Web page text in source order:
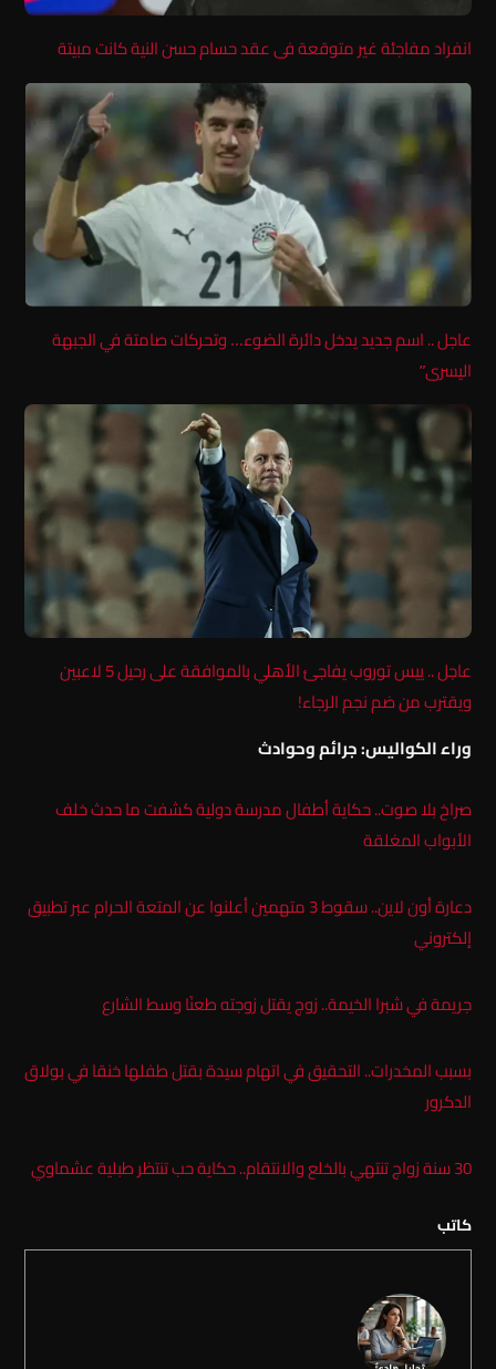
انفراد مفاجئة غير متوقعة فى عقد حسام حسن النية كانت مبيتة
عاجل .. اسم جديد يدخل دائرة الضوء… وتحركات صامتة في الجبهة
اليسرى”
عاجل .. ييس توروب يفاجئ الأهلي بالموافقة على رحيل 5 لاعبين
ويقترب من ضم نجم الرجاء!
وراء الكواليس: جرائم وحوادث
صراخ بلا صوت.. حكاية أطفال مدرسة دولية كشفت ما حدث خلف
الأبواب المغلقة
دعارة أون لاين.. سقوط 3 متهمين أعلنوا عن المتعة الحرام عبر تطبيق
إلكتروني
جريمة في شبرا الخيمة.. زوج يقتل زوجته طعنًا وسط الشارع
بسبب المخدرات.. التحقيق في اتهام سيدة بقتل طفلها خنقا في بولاق
الدكرور
30 سنة زواج تنتهي بالخلع والانتقام.. حكاية حب تنتظر طبلية عشماوي
كاتب